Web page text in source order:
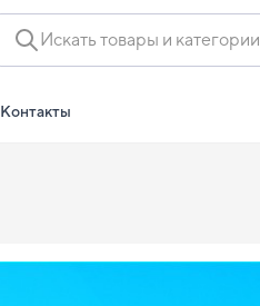
Искать товары и категории
Контакты